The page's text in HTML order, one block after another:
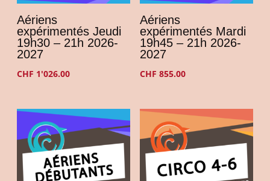
Aériens
expérimentés Jeudi
19h30 – 21h 2026-
2027
CHF 1'026.00
Aériens
expérimentés Mardi
19h45 – 21h 2026-
2027
CHF 855.00